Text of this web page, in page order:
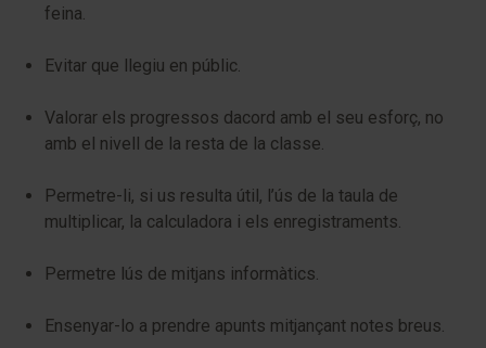
feina.
Evitar que llegiu en públic.
Valorar els progressos dacord amb el seu esforç, no
amb el nivell de la resta de la classe.
Permetre-li, si us resulta útil, l’ús de la taula de
multiplicar, la calculadora i els enregistraments.
Permetre lús de mitjans informàtics.
Ensenyar-lo a prendre apunts mitjançant notes breus.